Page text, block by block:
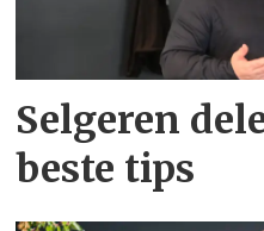
Selgeren
beste tips